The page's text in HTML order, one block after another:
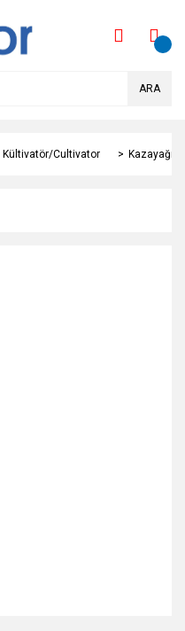
ARA
Kültivatör/Cultivator Kazayağı